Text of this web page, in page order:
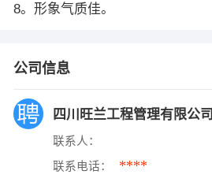
8。形象气质佳。
公司信息
四川旺兰工程管理有限公司
联系人：
联系电话： ****